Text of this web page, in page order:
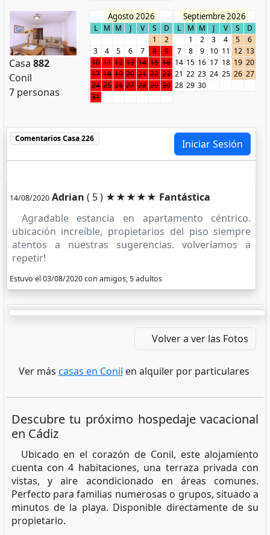
Casa 882
Conil
7 personas
Agosto 2026
L M M J V S
D
1
2
3
4 5 6 7 8
9
10 11 12 13 14 15 16
17 18 19 20 21 22 23
24 25 26 27 28 29 30
31
Septiembre 2026
L M M J V S
D
1
2 3 4 5
6
7
8 9 10 11 12 13
14 15 16 17 18 19 20
21 22 23 24 25 26 27
28 29 30
ComentariosCasa 226 Iniciar Sesión
14/08/2020 Adrian ( 5 ) ★★★★★ Fantástica
Agradable estancia en apartamento céntrico.
ubicación increíble, propietarios del piso siempre
atentos a nuestras sugerencias. volveríamos a
repetir!
Estuvo el 03/08/2020 con amigos, 5 adultos
Volver a ver las Fotos
Ver más casas en Conil en alquiler por particulares
Descubre tu próximo hospedaje vacacional
en Cádiz
Ubicado en el corazón de Conil, este alojamiento
cuenta con 4 habitaciones, una terraza privada con
vistas, y aire acondicionado en áreas comunes.
Perfecto para familias numerosas o grupos, situado a
minutos de la playa. Disponible directamente de su
propietario.